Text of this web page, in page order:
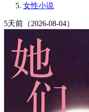
女性小说
5天前 （2026-08-04）